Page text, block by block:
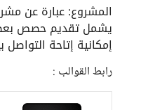
المشروع: عبارة عن
يشمل تقديم حصص
إمكانية إتاحة التواصل
رابط القوالب :